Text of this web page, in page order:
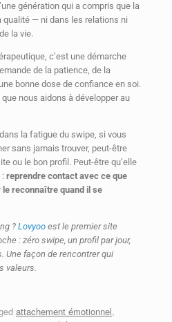
génération qui a compris que la
qualité — ni dans les relations ni
la vie.
c’est une démarche
de la patience, de la
bonne dose de confiance en soi.
nous aidons à développer au
la fatigue du swipe, si vous
sans jamais trouver, peut-être
ou le bon profil. Peut-être qu’elle
: reprendre contact avec ce que
reconnaître quand il se
? Lovyoo est le premier site
: zéro swipe, un profil par jour,
Une façon de rencontrer qui
valeurs.
attachement émotionnel,